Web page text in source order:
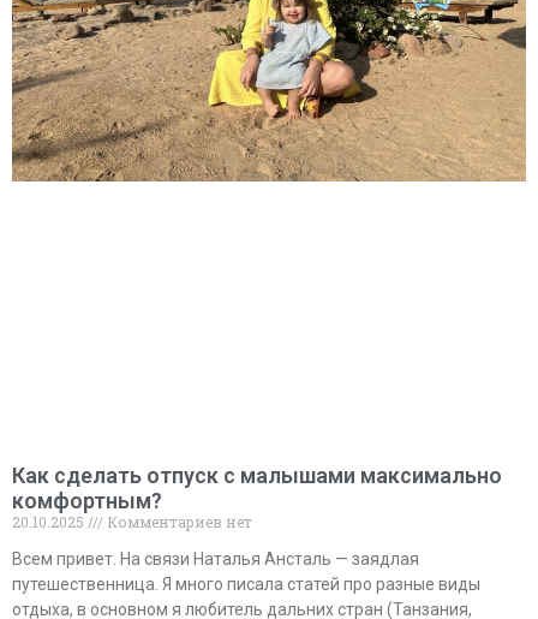
Как сделать отпуск с малышами максимально
комфортным?
20.10.2025
Комментариев нет
Всем привет. На связи Наталья Ансталь — заядлая
путешественница. Я много писала статей про разные виды
отдыха, в основном я любитель дальних стран (Танзания,